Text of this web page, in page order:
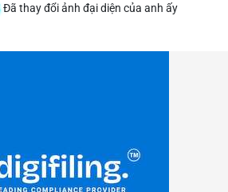
Đã thay đổi ảnh đại diện của anh ấy